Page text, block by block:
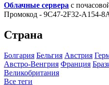
Облачные сервера с
Промокод - 9C47-2F32-A154-
Страна
Болгария Бельгия Австрия
Австро-Венгрия Франция
Великобритания
Все теги